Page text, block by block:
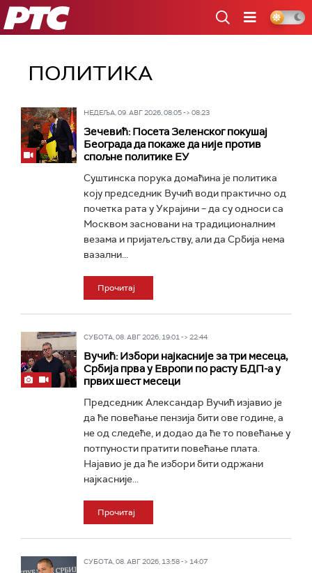
РТС
ПОЛИТИКА
НЕДЕЉА, 09. АВГ 2026, 08:05 -> 08:23
Зечевић: Посета Зеленског покушај
Београда да покаже да није против
спољне политике ЕУ
Суштинска порука домаћина је политика
коју председник Вучић води практично од
почетка рата у Украјини – да су односи са
Москвом засновани на традиционалним
везама и пријатељству, али да Србија нема
вазални...
Прочитај
СУБОТА, 08. АВГ 2026, 19:01 -> 22:44
Вучић: Избори најкасније за три месеца,
Србија прва у Европи по расту БДП-а у
првих шест месеци
Председник Александар Вучић изјавио је
да ће повећање пензија бити ове године, а
не од следеће, и додао да ће то повећање у
потпуности пратити повећање плата.
Најавио је да ће избори бити одржани
најкасније...
Прочитај
СУБОТА, 08. АВГ 2026, 13:58 -> 14:07